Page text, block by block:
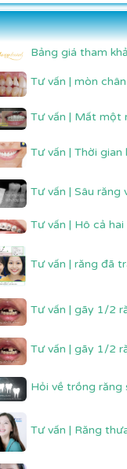
Bảng giá tham
Tư vấn | mòn
Tư vấn | Mất một
Tư vấn | Thời
Tư vấn | Sâu răng
Tư vấn | Hô cả
Tư vấn | răng đã
Tư vấn | gãy 1/2
Tư vấn | gãy 1/2
Hỏi về trồng răng
Tư vấn | Răng